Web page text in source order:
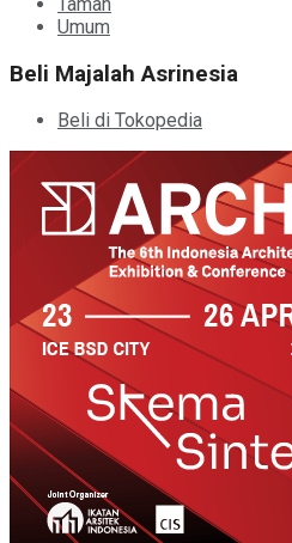
Umum
Beli Majalah Asrinesia
Beli di Tokopedia